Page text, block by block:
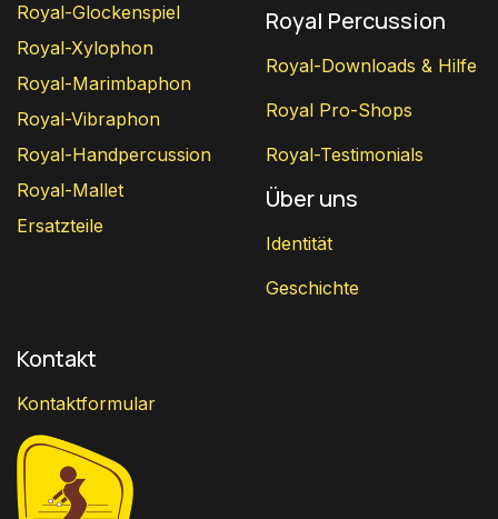
Royal-Glockenspiel
Royal-Xylophon
Royal-Marimbaphon
Royal-Vibraphon
Royal-Handpercussion
Royal-Mallet
Ersatzteile
Royal Percussion
Royal-Downloads & Hilfe
Royal Pro-Shops
Royal-Testimonials
Über uns
Identität
Geschichte
Kontakt
Kontaktformular